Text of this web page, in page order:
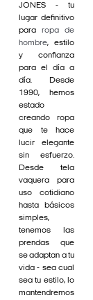
JONES - tu
lugar definitivo
para ropa de
hombre, estilo
y confianza
para el día a
día. Desde
1990, hemos
estado
creando ropa
que te hace
lucir elegante
sin esfuerzo.
Desde tela
vaquera para
uso cotidiano
hasta básicos
simples,
tenemos las
prendas que
se adaptan a tu
vida - sea cual
sea tu estilo, lo
mantendremos